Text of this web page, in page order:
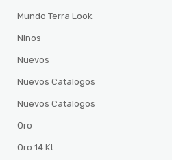
Mundo Terra Look
Ninos
Nuevos
Nuevos Catalogos
Nuevos Catalogos
Oro
Oro 14 Kt